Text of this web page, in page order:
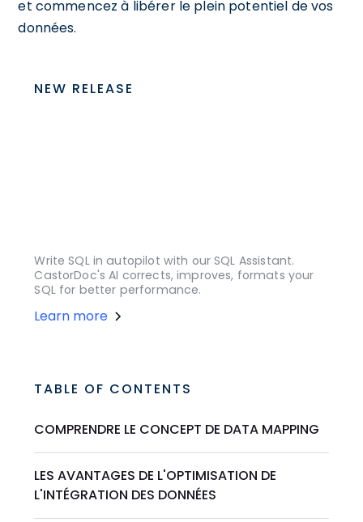
et commencez à libérer le plein potentiel de vos
données.
NEW RELEASE
Write SQL in autopilot with our SQL Assistant.
CastorDoc's AI corrects, improves, formats your
SQL for better performance.
Learn more
TABLE OF CONTENTS
COMPRENDRE LE CONCEPT DE DATA MAPPING
LES AVANTAGES DE L'OPTIMISATION DE
L'INTÉGRATION DES DONNÉES